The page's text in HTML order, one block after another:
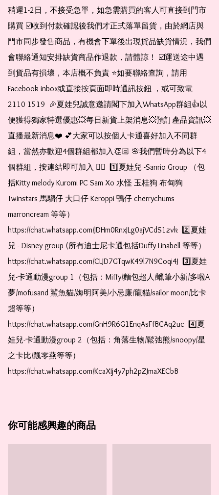
稍遲1-2日，不接受急單，如急需購買的客人可直接到門市
購買 ☑️收到付款確認後我們才正式落單留貨，由於網店與
門市同步發售商品，有機會下單後出現貨品缺貨情況，我們
會聯絡通知安排缺貨商品作退款，請體諒！ ☑️運送途中遇
到貨品有損壞，本店概不負責 ⭐️如要聯絡查詢，請用
Facebook inbox或直接按頁面即時通訊按鈕 ，或可致電
2110 1519  🎉夏娃兒誠意邀請閣下加入WhatsApp群組👍以
便獲得獨家特選優惠💥每日新貨上架消息💥預訂產品資訊💥
直播最新消息❤️ 💕大家可以按個人卡通喜好加入不同群
組，當然亦歡迎4個群組都加入👏🏻 🌸我們暫時分為以下4
個群組，按連結即可加入 👇🏻  1️⃣夏娃兒 -Sanrio Group （包
括Kitty melody Kuromi PC Sam Xo 水怪 玉桂狗 布甸狗
Twinstars 馬騮仔 大口仔 Keroppi 鴨仔 cherrychums
marroncream 等等）
https://chat.whatsapp.com/JDHm0RnxJLg0ajVCdS1zvk  2️⃣夏娃
兒 - Disney group (所有迪士尼卡通包括Duffy Linabell 等等）
https://chat.whatsapp.com/CLJD7GTqwK49l7N9Coqi4J  3️⃣夏娃
兒-卡通動漫group 1（包括：Miffy/麵包超人/蠟筆小新/多啦A
夢/mofusand 鯊魚貓/娒明阿美/小忌廉/龍貓/sailor moon/比卡
超等等）
https://chat.whatsapp.com/GnH9R6G1EnqAsFfBCAq2uc  4️⃣夏
娃兒-卡通動漫group 2（包括：角落生物/鬆弛熊/snoopy/星
之卡比/飄零燕等等）
https://chat.whatsapp.com/KcaXIj4y7ph2pZJmaXECbB
你可能感興趣的商品